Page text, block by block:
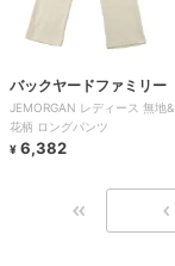
バックヤードファミリー
JEMORGAN レディース 無地&
花柄 ロングパンツ
¥ 6,382